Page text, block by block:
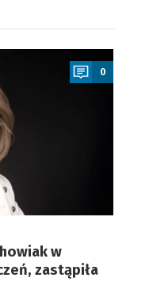
0
w
zastąpiła